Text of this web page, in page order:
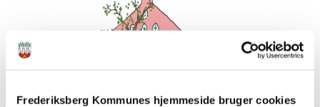
Frederiksberg Kommunes hjemmeside bruger cookies